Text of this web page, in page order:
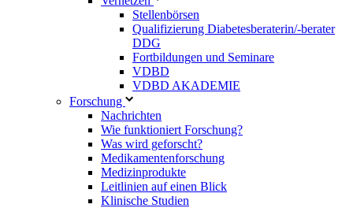
Stellenbörsen
Qualifizierung Diabetesberaterin/­-berater
DDG
Fortbildungen und Seminare
VDBD
VDBD AKADEMIE
Forschung
Nachrichten
Wie funktioniert Forschung?
Was wird geforscht?
Medikamentenforschung
Medizinprodukte
Leitlinien auf einen Blick
Klinische Studien